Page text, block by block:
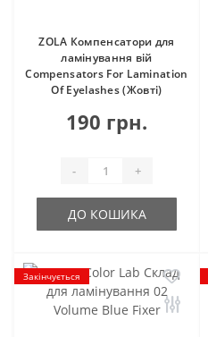
ZOLA Компенсатори для
ламінування вій
Compensators For Lamination
Of Eyelashes (Жовті)
190 грн.
- +
ДО КОШИКА
Закінчується